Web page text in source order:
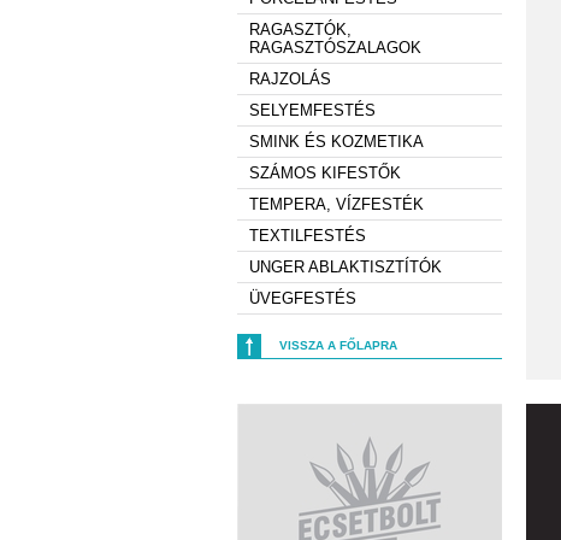
RAGASZTÓK,
RAGASZTÓSZALAGOK
RAJZOLÁS
SELYEMFESTÉS
SMINK ÉS KOZMETIKA
SZÁMOS KIFESTŐK
TEMPERA, VÍZFESTÉK
TEXTILFESTÉS
UNGER ABLAKTISZTÍTÓK
ÜVEGFESTÉS
VISSZA A FŐLAPRA